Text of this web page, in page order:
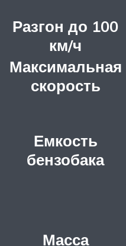
Разгон до 100
км/ч
Максимальная
скорость
Емкость
бензобака
Масса